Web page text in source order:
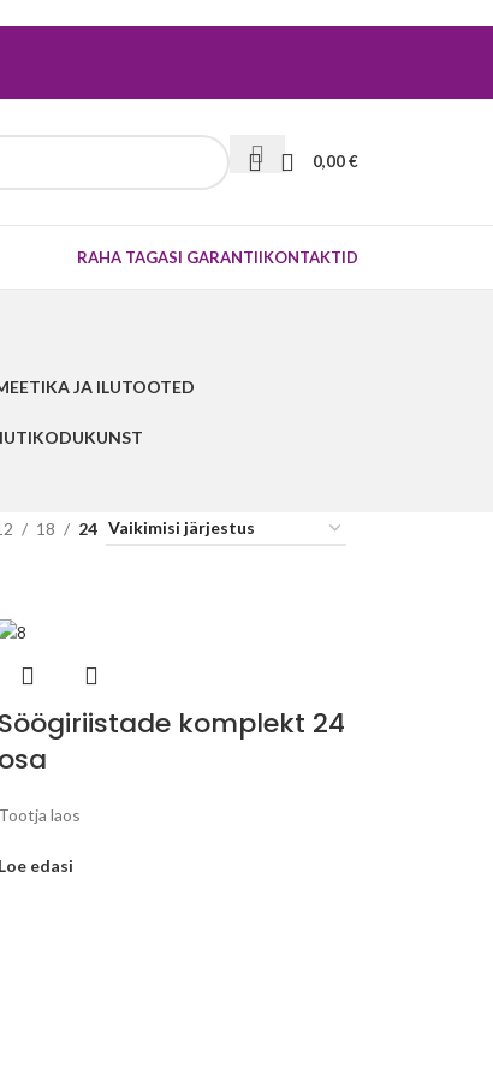
0,00€
RAHA TAGASI GARANTIIKONTAKTID
JA ILUTOOTED
KUNST
18 24
Söögiriistade komplekt 24
osa
Tootja laos
Loe edasi